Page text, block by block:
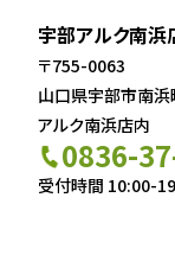
宇部アルク南浜
〒755-0063
山口県宇部市南
アルク南浜店内
0836-
受付時間 10:00-